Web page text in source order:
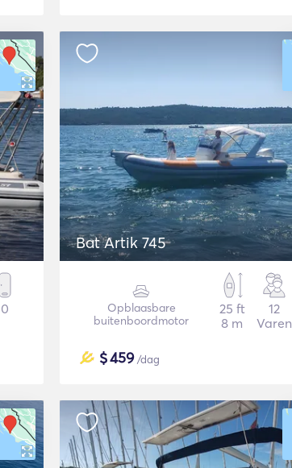
0
Bat Artik 745
Opblaasbare
buitenboordmotor
25 ft
8 m
12
Varen
$459/dag